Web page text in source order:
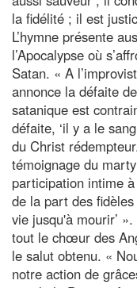
la fidélité ; il est
L’hymne présente
l’Apocalypse où
Satan. « A
annonce la défaite de
satanique est
défaite, ‘il y a le
du Christ
témoignage du
participation intime
de la part des fidèles
vie jusqu'à mourir’
tout le chœur des
le salut obtenu. «
notre action de